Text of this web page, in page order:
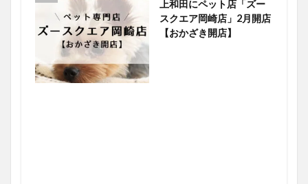
上和田にペット店「ズー
スクエア岡崎店」2月開店
【おかざき開店】